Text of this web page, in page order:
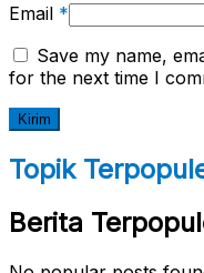
Email *
Save my name,
for the next time I
Topik
Berita